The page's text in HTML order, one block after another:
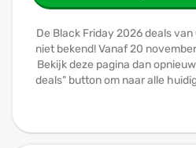
De Black Friday 2026 deals
niet bekend! Vanaf 20
Bekijk deze pagina dan
deals" button om naar alle